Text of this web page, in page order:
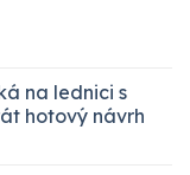
na lednici s
hotový návrh